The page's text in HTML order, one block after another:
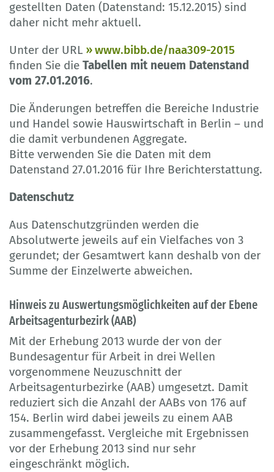
gestellten Daten (Datenstand: 15.12.2015) sind
daher nicht mehr aktuell.
Unter der URL
www.bibb.de/naa309-2015
finden Sie die Tabellen mit neuem Datenstand
vom 27.01.2016.
Die Änderungen betreffen die Bereiche Industrie
und Handel sowie Hauswirtschaft in Berlin – und
die damit verbundenen Aggregate.
Bitte verwenden Sie die Daten mit dem
Datenstand 27.01.2016 für Ihre Berichterstattung.
Datenschutz
Aus Datenschutzgründen werden die
Absolutwerte jeweils auf ein Vielfaches von 3
gerundet; der Gesamtwert kann deshalb von der
Summe der Einzelwerte abweichen.
Hinweis zu Auswertungsmöglichkeiten auf der Ebene
Arbeitsagenturbezirk (AAB)
Mit der Erhebung 2013 wurde der von der
Bundesagentur für Arbeit in drei Wellen
vorgenommene Neuzuschnitt der
Arbeitsagenturbezirke (AAB) umgesetzt. Damit
reduziert sich die Anzahl der AABs von 176 auf
154. Berlin wird dabei jeweils zu einem AAB
zusammengefasst. Vergleiche mit Ergebnissen
vor der Erhebung 2013 sind nur sehr
eingeschränkt möglich.